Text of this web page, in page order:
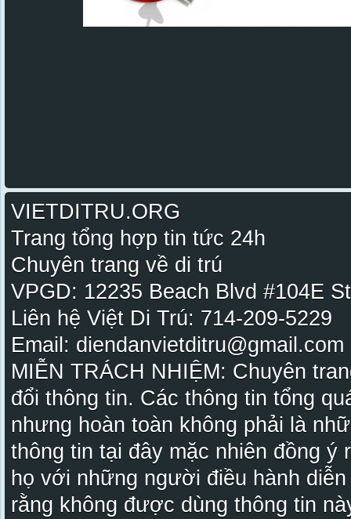
VIETDITRU.ORG
Trang tổng hợp tin tức 24h
Chuyên trang về di trú
VPGD: 12235 Beach Blvd #104E
Liên hệ Việt Di Trú: 714-209-5229
Email:
MIỄN TRÁCH NHIỆM: Chuyên
đổi thông tin. Các thông tin tổng
nhưng hoàn toàn không phải là
thông tin tại đây mặc nhiên đồng ý
họ với những người điều hành
rằng không được dùng thông tin